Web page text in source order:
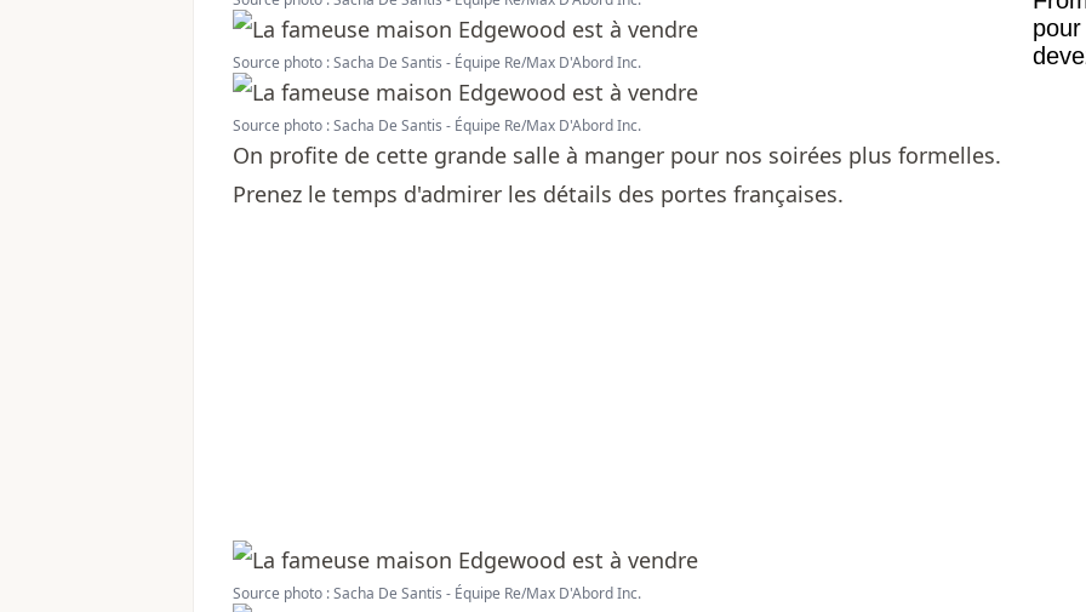
Source photo : Sacha De Santis - Équipe Re/Max D'Abord Inc.
Source photo : Sacha De Santis - Équipe Re/Max D'Abord Inc.
On profite de cette grande salle à manger pour nos soirées plus formelles.
Prenez le temps d'admirer les détails des portes françaises.
Source photo : Sacha De Santis - Équipe Re/Max D'Abord Inc.